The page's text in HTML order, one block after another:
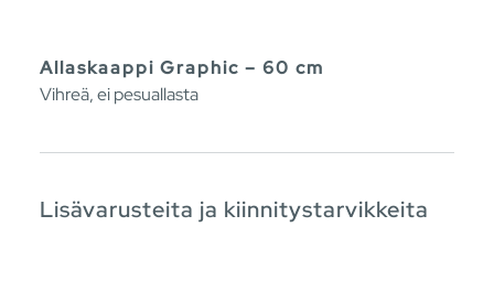
Allaskaappi Graphic – 60 cm
Vihreä, ei pesuallasta
Lisävarusteita ja kiinnitystarvikkeita